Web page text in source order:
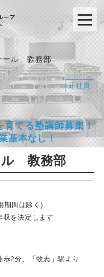
正社員
育てる塾講師募集！
基本なし！
ル 教務部
期間は除く)
を決定します
歩2分、「牧志」駅より